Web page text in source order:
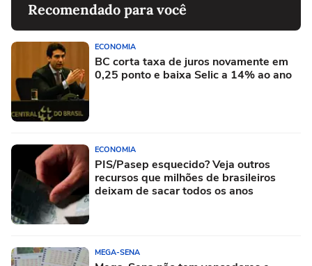
Recomendado para você
ECONOMIA
BC corta taxa de juros novamente em
0,25 ponto e baixa Selic a 14% ao ano
ECONOMIA
PIS/Pasep esquecido? Veja outros
recursos que milhões de brasileiros
deixam de sacar todos os anos
MEGA-SENA